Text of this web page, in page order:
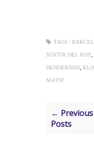
TAGS :
SENTIR DEL KOP,
HENDERSON,
MATIP
← Previous
Posts